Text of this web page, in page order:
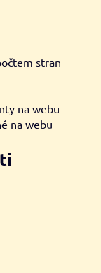
stran
na webu
na webu